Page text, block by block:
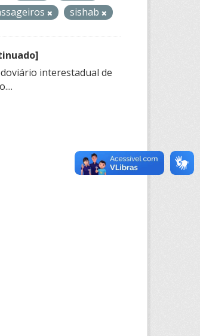
sishab
interestadual de